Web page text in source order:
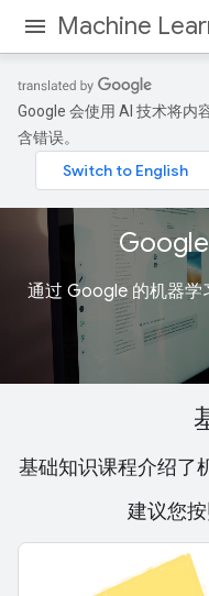
Machine
Google 会使用 AI 技术将内
含错误。
基础知识课程介绍了
建议您按